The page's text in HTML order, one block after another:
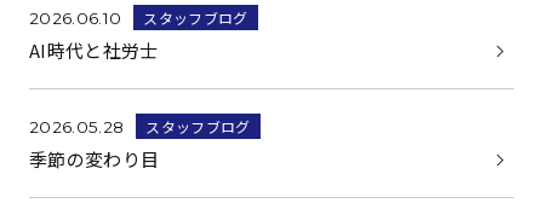
2026.06.10 スタッフブログ
AI時代と社労士
2026.05.28 スタッフブログ
季節の変わり目